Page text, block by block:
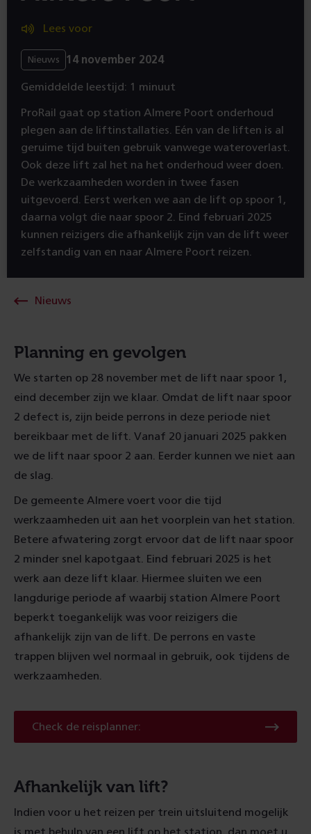
Lees voor
Nieuws 14 november 2024
Gemiddelde leestijd: 1 minuut
ProRail gaat op station Almere Poort onderhoud
plegen aan de liftinstallaties. Eén van de liften is al
geruime tijd buiten gebruik vanwege wateroverlast.
Ook deze lift zal het na het onderhoud weer doen.
De werkzaamheden worden in twee fasen
uitgevoerd. Eerst werken we aan de lift op spoor 1,
daarna volgt die naar spoor 2. Eind februari 2025
kunnen reizigers die afhankelijk zijn van de lift weer
zelfstandig van en naar Almere Poort reizen.
Nieuws
Planning en gevolgen
We starten op 28 november met de lift naar spoor 1,
eind december zijn we klaar. Omdat de lift naar spoor
2 defect is, zijn beide perrons in deze periode niet
bereikbaar met de lift. Vanaf 20 januari 2025 pakken
we de lift naar spoor 2 aan. Eerder kunnen we niet aan
de slag.
De gemeente Almere voert voor die tijd
werkzaamheden uit aan het voorplein van het station.
Betere afwatering zorgt ervoor dat de lift naar spoor
2 minder snel kapotgaat. Eind februari 2025 is het
werk aan deze lift klaar. Hiermee sluiten we een
langdurige periode af waarbij station Almere Poort
beperkt toegankelijk was voor reizigers die
afhankelijk zijn van de lift. De perrons en vaste
trappen blijven wel normaal in gebruik, ook tijdens de
werkzaamheden.
Check de reisplanner:
Afhankelijk van lift?
Indien voor u het reizen per trein uitsluitend mogelijk